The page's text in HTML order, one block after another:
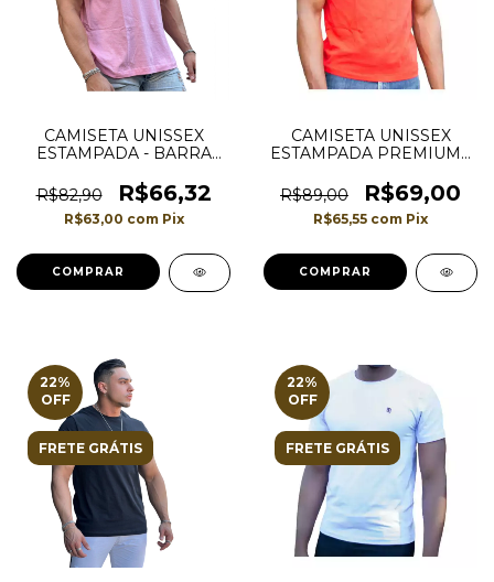
CAMISETA UNISSEX
ESTAMPADA - BARRA
R$82,90
R$66,32
R$63,00 com Pix
COMPRAR
CAMISETA UNISSEX
ESTAMPADA PREMIUM -
VERMELHA
R$89,00 R$69,00
R$65,55 com Pix
COMPRAR
22%
OFF
FRETE GRÁTIS
22%
OFF
FRETE GRÁTIS